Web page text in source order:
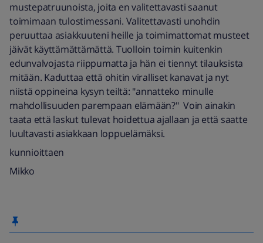
mustepatruunoista, joita en valitettavasti saanut
toimimaan tulostimessani. Valitettavasti unohdin
peruuttaa asiakkuuteni heille ja toimimattomat musteet
jäivät käyttämättämättä. Tuolloin toimin kuitenkin
edunvalvojasta riippumatta ja hän ei tiennyt tilauksista
mitään. Kaduttaa että ohitin viralliset kanavat ja nyt
niistä oppineina kysyn teiltä: "annatteko minulle
mahdollisuuden parempaan elämään?" Voin ainakin
taata että laskut tulevat hoidettua ajallaan ja että saatte
luultavasti asiakkaan loppuelämäksi.
kunnioittaen
Mikko